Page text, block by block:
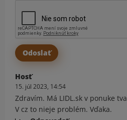
Hosť
15. júl 2023, 14:54
Zdravím. Má LIDL.sk v ponuke
V cz to nieje problém. Vďaka.